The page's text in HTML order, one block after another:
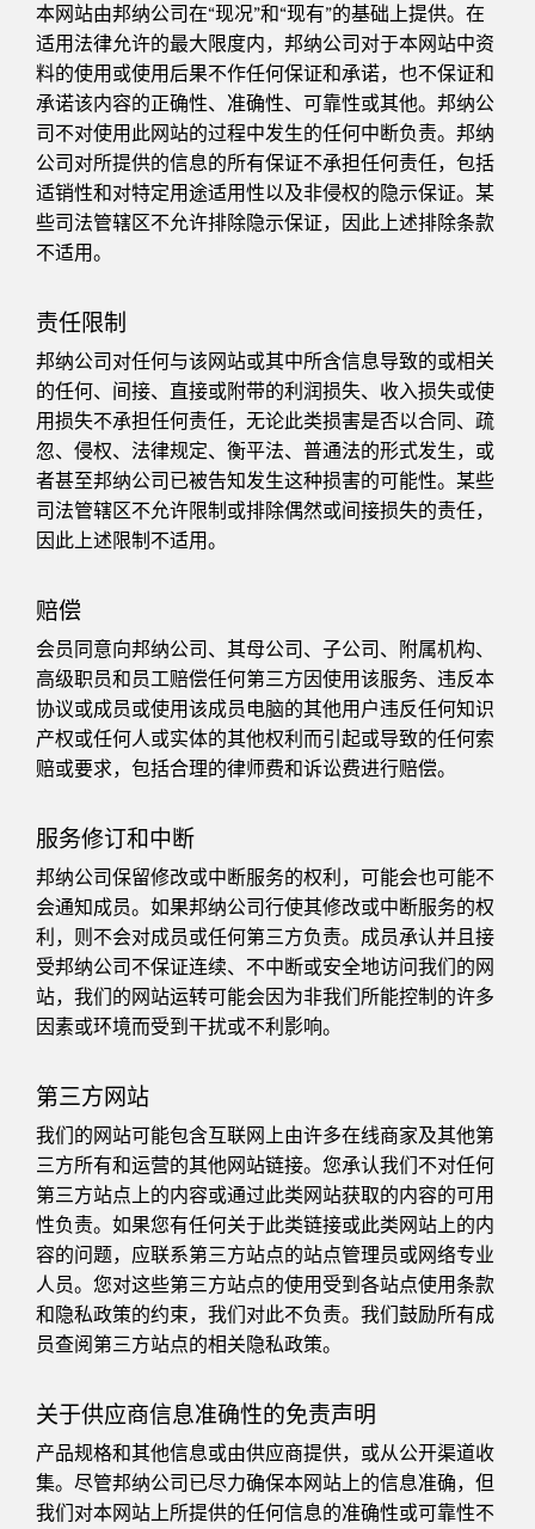
状态监测传感器
无线状态监测传感器
振动传感器
附件
附件
线缆
转换器
软件
传感器GUI软件
邦纳测量传感器软件
技术
带 IO-Link 的传感器
本网站由邦纳公司在“现况”和“现有”的基础上提供。在
适用法律允许的最大限度内，邦纳公司对于本网站中资
料的使用或使用后果不作任何保证和承诺，也不保证和
承诺该内容的正确性、准确性、可靠性或其他。邦纳公
司不对使用此网站的过程中发生的任何中断负责。邦纳
公司对所提供的信息的所有保证不承担任何责任，包括
适销性和对特定用途适用性以及非侵权的隐示保证。某
些司法管辖区不允许排除隐示保证，因此上述排除条款
不适用。
责任限制
邦纳公司对任何与该网站或其中所含信息导致的或相关
的任何、间接、直接或附带的利润损失、收入损失或使
用损失不承担任何责任，无论此类损害是否以合同、疏
忽、侵权、法律规定、衡平法、普通法的形式发生，或
者甚至邦纳公司已被告知发生这种损害的可能性。某些
司法管辖区不允许限制或排除偶然或间接损失的责任，
因此上述限制不适用。
赔偿
会员同意向邦纳公司、其母公司、子公司、附属机构、
高级职员和员工赔偿任何第三方因使用该服务、违反本
协议或成员或使用该成员电脑的其他用户违反任何知识
产权或任何人或实体的其他权利而引起或导致的任何索
赔或要求，包括合理的律师费和诉讼费进行赔偿。
服务修订和中断
邦纳公司保留修改或中断服务的权利，可能会也可能不
会通知成员。如果邦纳公司行使其修改或中断服务的权
利，则不会对成员或任何第三方负责。成员承认并且接
受邦纳公司不保证连续、不中断或安全地访问我们的网
站，我们的网站运转可能会因为非我们所能控制的许多
因素或环境而受到干扰或不利影响。
第三方网站
我们的网站可能包含互联网上由许多在线商家及其他第
三方所有和运营的其他网站链接。您承认我们不对任何
第三方站点上的内容或通过此类网站获取的内容的可用
性负责。如果您有任何关于此类链接或此类网站上的内
容的问题，应联系第三方站点的站点管理员或网络专业
人员。您对这些第三方站点的使用受到各站点使用条款
和隐私政策的约束，我们对此不负责。我们鼓励所有成
员查阅第三方站点的相关隐私政策。
关于供应商信息准确性的免责声明
产品规格和其他信息或由供应商提供，或从公开渠道收
集。尽管邦纳公司已尽力确保本网站上的信息准确，但
我们对本网站上所提供的任何信息的准确性或可靠性不